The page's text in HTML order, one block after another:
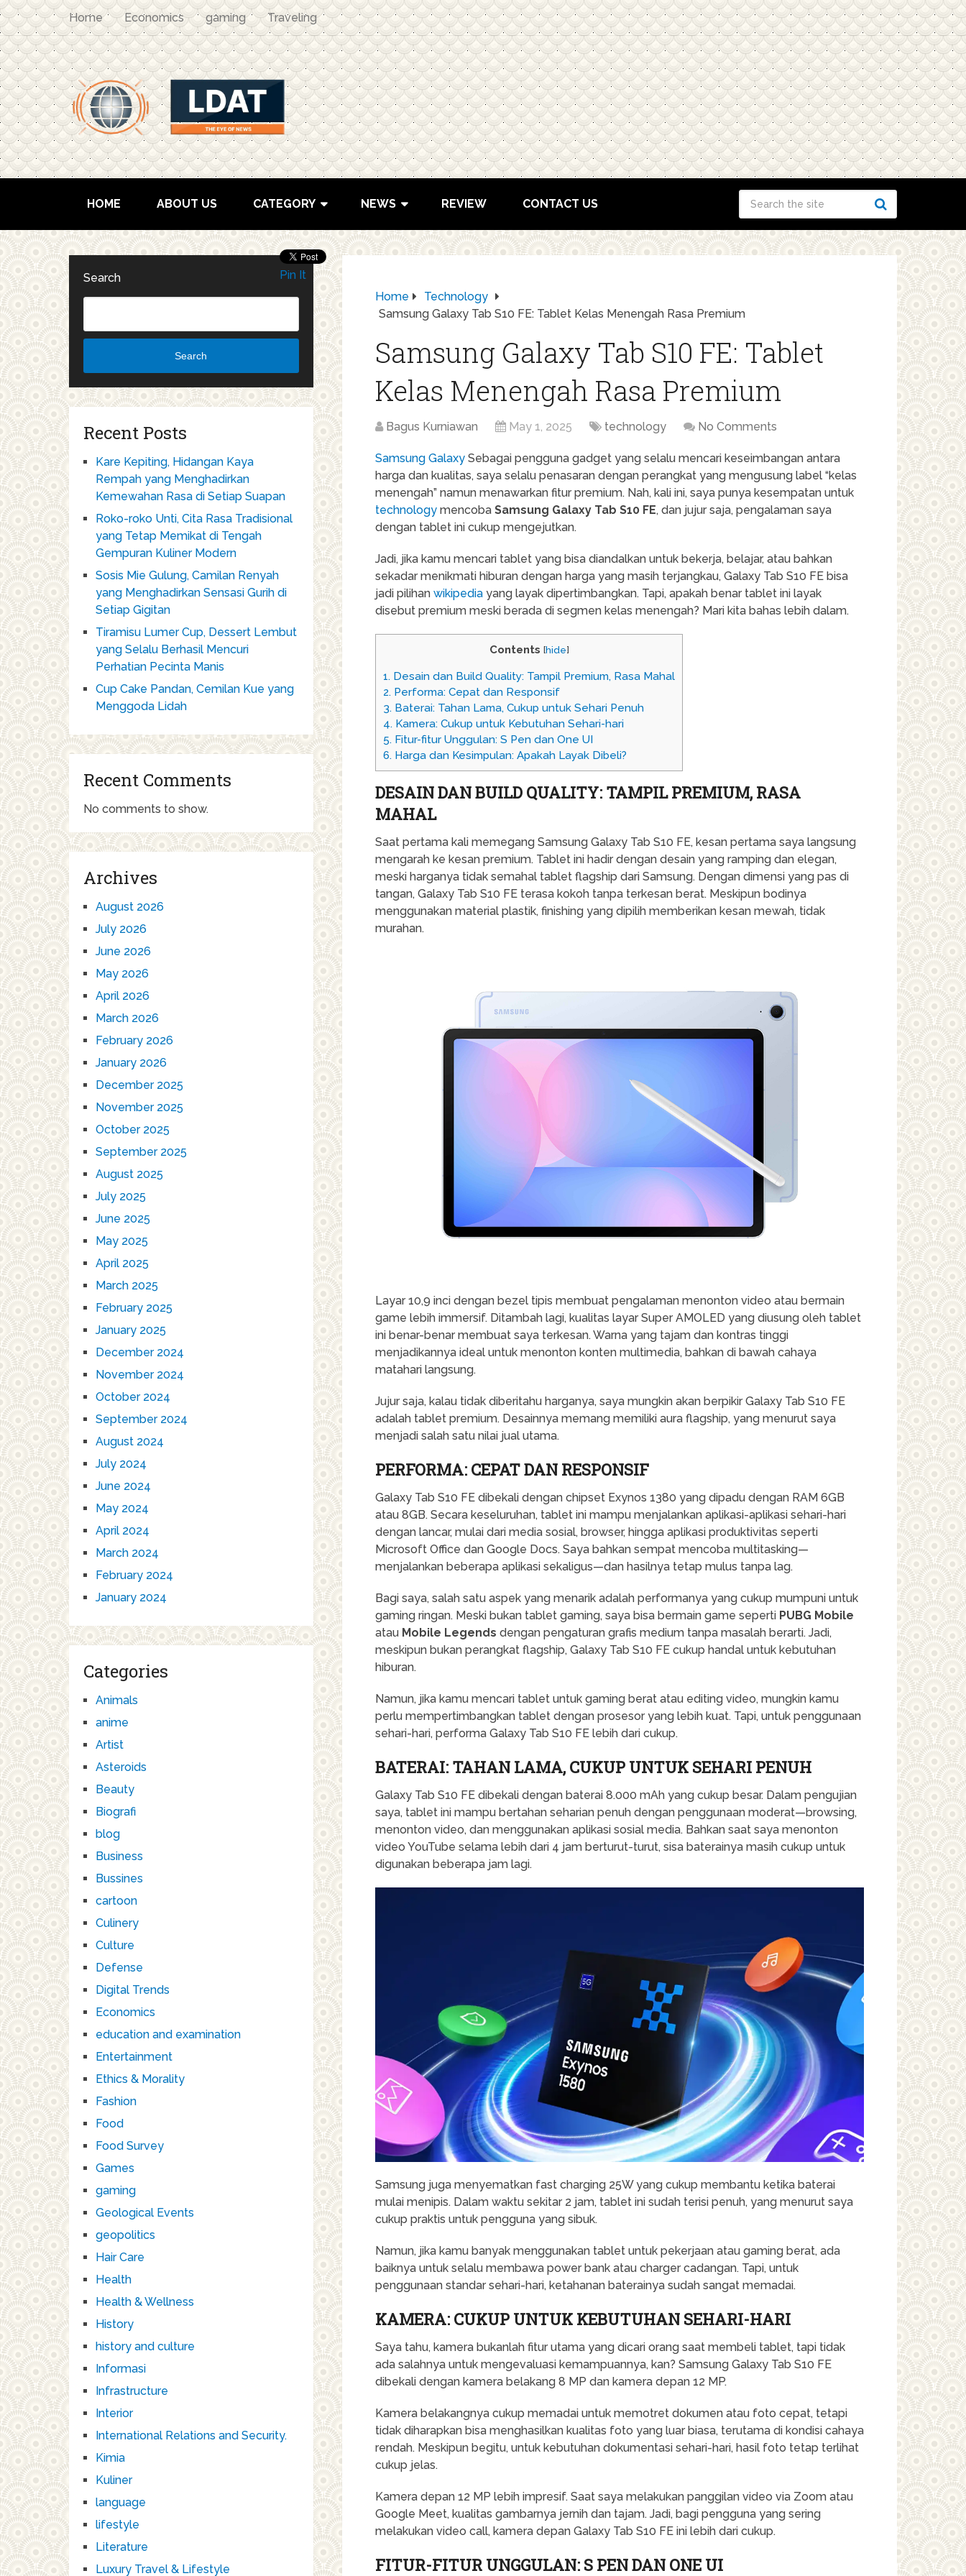
Home Economics gaming Traveling
HOME ABOUT US CATEGORY NEWS REVIEW CONTACT US
Home
Technology
Samsung Galaxy Tab S10 FE: Tablet Kelas Menengah Rasa Premium
Samsung Galaxy Tab S10 FE: Tablet
Kelas Menengah Rasa Premium
Bagus Kurniawan May 1, 2025 technology No Comments
Samsung Galaxy Sebagai pengguna gadget yang selalu mencari keseimbangan antara
harga dan kualitas, saya selalu penasaran dengan perangkat yang mengusung label “kelas
menengah” namun menawarkan fitur premium. Nah, kali ini, saya punya kesempatan untuk
technology mencoba Samsung Galaxy Tab S10 FE, dan jujur saja, pengalaman saya
dengan tablet ini cukup mengejutkan.
Jadi, jika kamu mencari tablet yang bisa diandalkan untuk bekerja, belajar, atau bahkan
sekadar menikmati hiburan dengan harga yang masih terjangkau, Galaxy Tab S10 FE bisa
jadi pilihan wikipedia yang layak dipertimbangkan. Tapi, apakah benar tablet ini layak
disebut premium meski berada di segmen kelas menengah? Mari kita bahas lebih dalam.
Contents [hide]
1. Desain dan Build Quality: Tampil Premium, Rasa Mahal
2. Performa: Cepat dan Responsif
3. Baterai: Tahan Lama, Cukup untuk Sehari Penuh
4. Kamera: Cukup untuk Kebutuhan Sehari-hari
5. Fitur-fitur Unggulan: S Pen dan One UI
6. Harga dan Kesimpulan: Apakah Layak Dibeli?
DESAIN DAN BUILD QUALITY: TAMPIL PREMIUM, RASA
MAHAL
Saat pertama kali memegang Samsung Galaxy Tab S10 FE, kesan pertama saya langsung
mengarah ke kesan premium. Tablet ini hadir dengan desain yang ramping dan elegan,
meski harganya tidak semahal tablet flagship dari Samsung. Dengan dimensi yang pas di
tangan, Galaxy Tab S10 FE terasa kokoh tanpa terkesan berat. Meskipun bodinya
menggunakan material plastik, finishing yang dipilih memberikan kesan mewah, tidak
murahan.
Layar 10,9 inci dengan bezel tipis membuat pengalaman menonton video atau bermain
game lebih immersif. Ditambah lagi, kualitas layar Super AMOLED yang diusung oleh tablet
ini benar-benar membuat saya terkesan. Warna yang tajam dan kontras tinggi
menjadikannya ideal untuk menonton konten multimedia, bahkan di bawah cahaya
matahari langsung.
Jujur saja, kalau tidak diberitahu harganya, saya mungkin akan berpikir Galaxy Tab S10 FE
adalah tablet premium. Desainnya memang memiliki aura flagship, yang menurut saya
menjadi salah satu nilai jual utama.
PERFORMA: CEPAT DAN RESPONSIF
Galaxy Tab S10 FE dibekali dengan chipset Exynos 1380 yang dipadu dengan RAM 6GB
atau 8GB. Secara keseluruhan, tablet ini mampu menjalankan aplikasi-aplikasi sehari-hari
dengan lancar, mulai dari media sosial, browser, hingga aplikasi produktivitas seperti
Microsoft Office dan Google Docs. Saya bahkan sempat mencoba multitasking—
menjalankan beberapa aplikasi sekaligus—dan hasilnya tetap mulus tanpa lag.
Bagi saya, salah satu aspek yang menarik adalah performanya yang cukup mumpuni untuk
gaming ringan. Meski bukan tablet gaming, saya bisa bermain game seperti PUBG Mobile
atau Mobile Legends dengan pengaturan grafis medium tanpa masalah berarti. Jadi,
meskipun bukan perangkat flagship, Galaxy Tab S10 FE cukup handal untuk kebutuhan
hiburan.
Namun, jika kamu mencari tablet untuk gaming berat atau editing video, mungkin kamu
perlu mempertimbangkan tablet dengan prosesor yang lebih kuat. Tapi, untuk penggunaan
sehari-hari, performa Galaxy Tab S10 FE lebih dari cukup.
BATERAI: TAHAN LAMA, CUKUP UNTUK SEHARI PENUH
Galaxy Tab S10 FE dibekali dengan baterai 8.000 mAh yang cukup besar. Dalam pengujian
saya, tablet ini mampu bertahan seharian penuh dengan penggunaan moderat—browsing,
menonton video, dan menggunakan aplikasi sosial media. Bahkan saat saya menonton
video YouTube selama lebih dari 4 jam berturut-turut, sisa baterainya masih cukup untuk
digunakan beberapa jam lagi.
Samsung juga menyematkan fast charging 25W yang cukup membantu ketika baterai
mulai menipis. Dalam waktu sekitar 2 jam, tablet ini sudah terisi penuh, yang menurut saya
cukup praktis untuk pengguna yang sibuk.
Namun, jika kamu banyak menggunakan tablet untuk pekerjaan atau gaming berat, ada
baiknya untuk selalu membawa power bank atau charger cadangan. Tapi, untuk
penggunaan standar sehari-hari, ketahanan baterainya sudah sangat memadai.
KAMERA: CUKUP UNTUK KEBUTUHAN SEHARI-HARI
Saya tahu, kamera bukanlah fitur utama yang dicari orang saat membeli tablet, tapi tidak
ada salahnya untuk mengevaluasi kemampuannya, kan? Samsung Galaxy Tab S10 FE
dibekali dengan kamera belakang 8 MP dan kamera depan 12 MP.
Kamera belakangnya cukup memadai untuk memotret dokumen atau foto cepat, tetapi
tidak diharapkan bisa menghasilkan kualitas foto yang luar biasa, terutama di kondisi cahaya
rendah. Meskipun begitu, untuk kebutuhan dokumentasi sehari-hari, hasil foto tetap terlihat
cukup jelas.
Kamera depan 12 MP lebih impresif. Saat saya melakukan panggilan video via Zoom atau
Google Meet, kualitas gambarnya jernih dan tajam. Jadi, bagi pengguna yang sering
melakukan video call, kamera depan Galaxy Tab S10 FE ini lebih dari cukup.
FITUR-FITUR UNGGULAN: S PEN DAN ONE UI
Pin It
Search
Search
Recent Posts
Kare Kepiting, Hidangan Kaya
Rempah yang Menghadirkan
Kemewahan Rasa di Setiap Suapan
Roko-roko Unti, Cita Rasa Tradisional
yang Tetap Memikat di Tengah
Gempuran Kuliner Modern
Sosis Mie Gulung, Camilan Renyah
yang Menghadirkan Sensasi Gurih di
Setiap Gigitan
Tiramisu Lumer Cup, Dessert Lembut
yang Selalu Berhasil Mencuri
Perhatian Pecinta Manis
Cup Cake Pandan, Cemilan Kue yang
Menggoda Lidah
Recent Comments
No comments to show.
Archives
August 2026
July 2026
June 2026
May 2026
April 2026
March 2026
February 2026
January 2026
December 2025
November 2025
October 2025
September 2025
August 2025
July 2025
June 2025
May 2025
April 2025
March 2025
February 2025
January 2025
December 2024
November 2024
October 2024
September 2024
August 2024
July 2024
June 2024
May 2024
April 2024
March 2024
February 2024
January 2024
Categories
Animals
anime
Artist
Asteroids
Beauty
Biografi
blog
Business
Bussines
cartoon
Culinery
Culture
Defense
Digital Trends
Economics
education and examination
Entertainment
Ethics & Morality
Fashion
Food
Food Survey
Games
gaming
Geological Events
geopolitics
Hair Care
Health
Health & Wellness
History
history and culture
Informasi
Infrastructure
Interior
International Relations and Security.
Kimia
Kuliner
language
lifestyle
Literature
Luxury Travel & Lifestyle